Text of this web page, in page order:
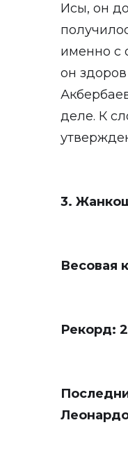
Исы, он
именно с
он
деле. К
3.
Весовая
Рекорд: